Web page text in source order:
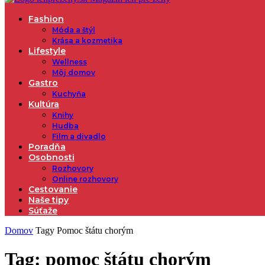
Fashion
Móda a štýl
Krása a kozmetika
Lifestyle
Wellness
Môj domov
Gastro
Kuchyňa
Kultúra
Knihy
Hudba
Film a divadlo
Poradňa
Osobnosti
Rozhovory
Online rozhovory
Cestovanie
Naše tipy
Súťaže
Domov Tagy Pomoc štátu chorým
Tag: pomoc štátu chorým